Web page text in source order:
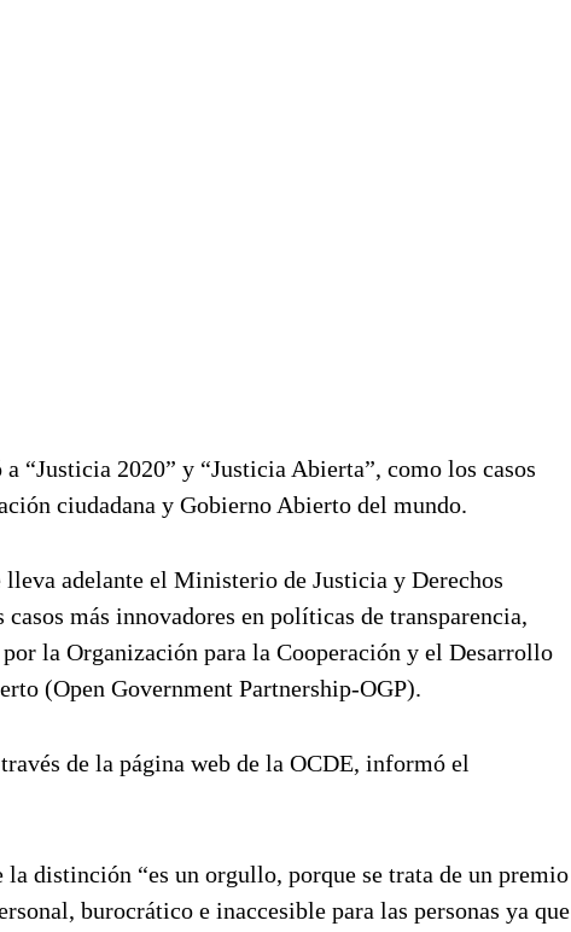
“Justicia 2020” y “Justicia Abierta”, como los casos
ciudadana y Gobierno Abierto del mundo.
adelante el Ministerio de Justicia y Derechos
más innovadores en políticas de transparencia,
la Organización para la Cooperación y el Desarrollo
(Open Government Partnership-OGP).
de la página web de la OCDE, informó el
distinción “es un orgullo, porque se trata de un premio
burocrático e inaccesible para las personas ya que